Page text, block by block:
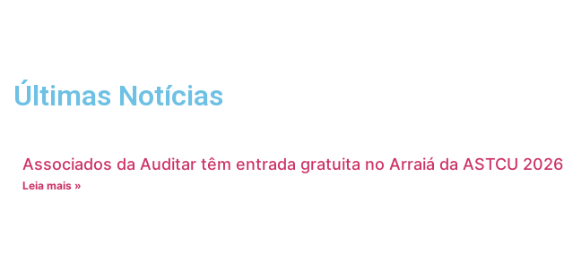
Últimas Notícias
Associados da Auditar têm entrada gratuita no Arraiá da ASTCU 2026
Leia mais »